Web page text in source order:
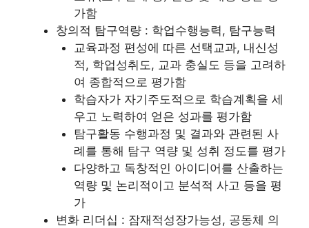
가함
창의적 탐구역량 : 학업수행능력, 탐구능력
교육과정 편성에 따른 선택교과, 내신성
적, 학업성취도, 교과 충실도 등을 고려하
여 종합적으로 평가함
학습자가 자기주도적으로 학습계획을 세
우고 노력하여 얻은 성과를 평가함
탐구활동 수행과정 및 결과와 관련된 사
례를 통해 탐구 역량 및 성취 정도를 평가
다양하고 독창적인 아이디어를 산출하는
역량 및 논리적이고 분석적 사고 등을 평
가
변화 리더십 : 잠재적성장가능성, 공동체 의